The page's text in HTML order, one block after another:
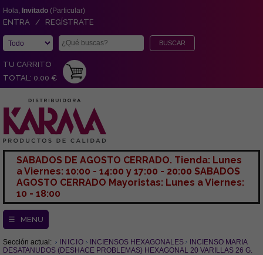
Hola, Invitado (Particular)
ENTRA / REGÍSTRATE
TU CARRITO
TOTAL: 0,00 €
SABADOS DE AGOSTO CERRADO. Tienda: Lunes
a Viernes: 10:00 - 14:00 y 17:00 - 20:00 SABADOS
AGOSTO CERRADO Mayoristas: Lunes a Viernes:
10 - 18:00
☰ MENU
Sección actual: INICIO INCIENSOS HEXAGONALES
INCIENSO MARIA
DESATANUDOS (DESHACE PROBLEMAS) HEXAGONAL 20 VARILLAS 26 G.